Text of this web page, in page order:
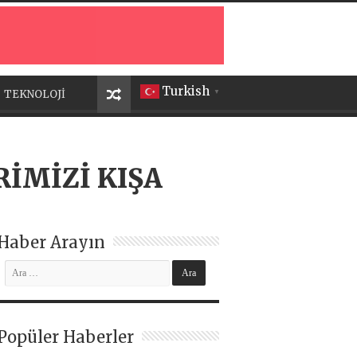
Turkish ▼
TEKNOLOJİ
KIŞA
Arayın
Haberler